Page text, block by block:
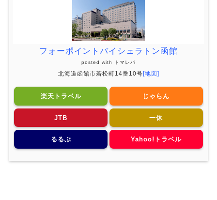
フォーポイントバイシェラトン函館
posted with トマレバ
北海道函館市若松町14番10号 [地図]
楽天トラベル じゃらん
JTB 一休
るるぶ Yahoo!トラベル